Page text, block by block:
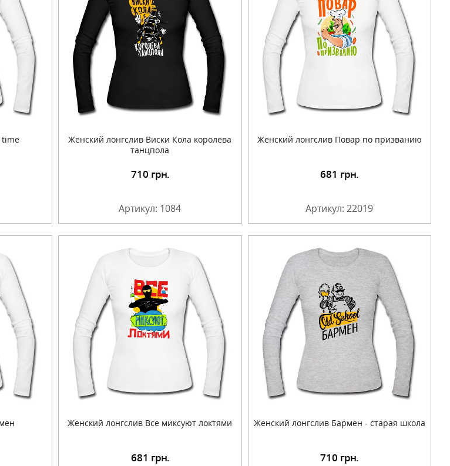
time
Женский лонгслив Виски Кола королева
танцпола
710 грн.
Артикул: 1084
Женский лонгслив Повар по призванию
Подробнее 681 грн.
Артикул: 22019
Женский лонгслив Все миксуют локтями
681 грн.
Женский лонгслив Бармен - старая школа
Подробнее 710 грн.